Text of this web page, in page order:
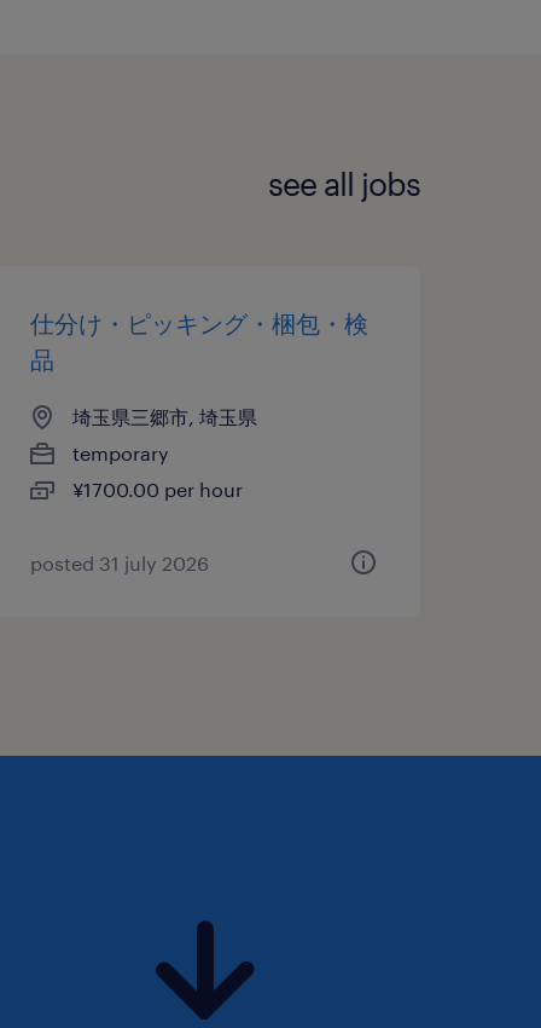
see all jobs
仕分け・ピッキング・梱包・検
品
埼玉県三郷市, 埼玉県
temporary
¥1700.00 per hour
posted 31 july 2026